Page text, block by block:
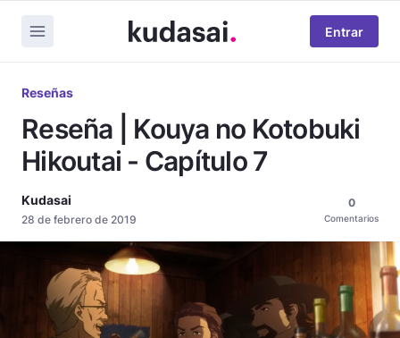
Entrar
Reseñas
Reseña | Kouya no Kotobuki
Hikoutai - Capítulo 7
Kudasai
28 de febrero de 2019
0
Comentarios